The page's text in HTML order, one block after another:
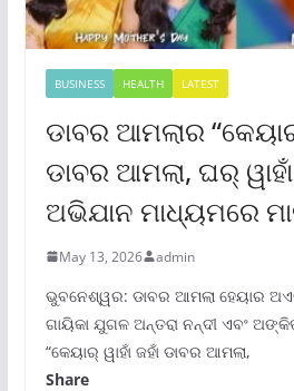
BUSINESS HEALTH LATEST
ଡାବର ଆମଲାର “କେୟାର୍
ଡାବର ଆମଲା, ଘର୍ ୱାହାଁ
ଅଭିଯାନ ମାଧ୍ୟମରେ
May 13, 2026 admin
ଭୁବନେଶ୍ୱର: ଡାବର ଆମଲା ହେୟାର
ଗାୟିକା ଯୁଗଳ ଅନ୍ତରା ନନ୍ଦୀ ଏବଂ
“କେୟାର୍ ୱାହାଁ ଜହାଁ ଡାବର ଆମଲା,
Share